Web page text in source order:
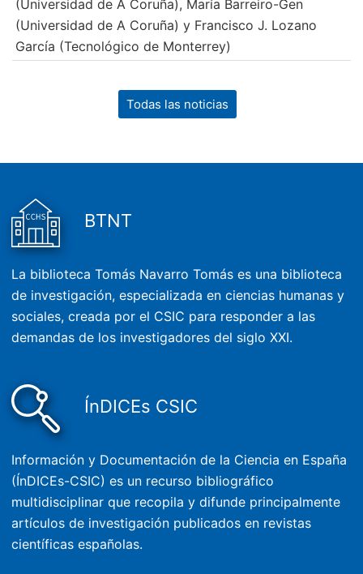
(Universidad de A Coruña), María Barreiro-Gen
(Universidad de A Coruña) y Francisco J. Lozano
García (Tecnológico de Monterrey)
Todas las noticias
BTNT
La biblioteca Tomás Navarro Tomás es una biblioteca
de investigación, especializada en ciencias humanas y
sociales, creada por el CSIC para responder a las
demandas de los investigadores del siglo XXI.
ÍnDICEs CSIC
Información y Documentación de la Ciencia en España
(ÍnDICEs-CSIC) es un recurso bibliográfico
multidisciplinar que recopila y difunde principalmente
artículos de investigación publicados en revistas
científicas españolas.